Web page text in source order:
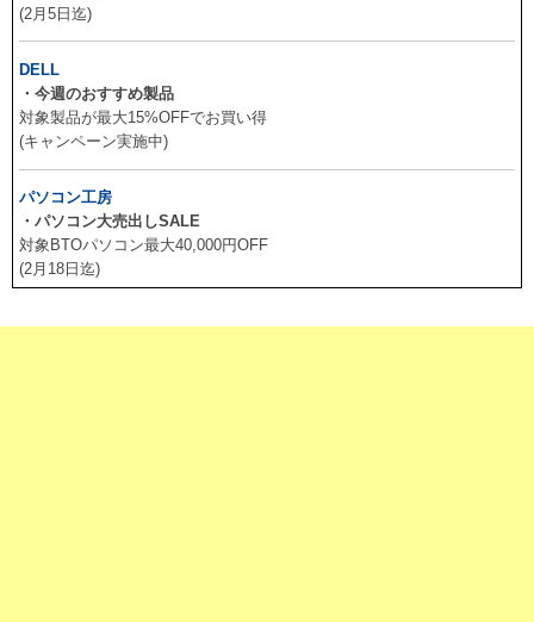
(2月5日迄)
DELL
・今週のおすすめ製品
対象製品が最大15%OFFでお買い得
(キャンペーン実施中)
パソコン工房
・パソコン大売出しSALE
対象BTOパソコン最大40,000円OFF
(2月18日迄)